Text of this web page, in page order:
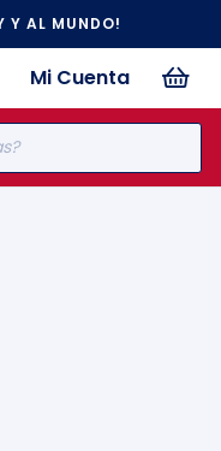
Y AL MUNDO!
Mi Cuenta